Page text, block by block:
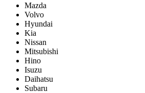
Mazda
Volvo
Hyundai
Kia
Nissan
Mitsubishi
Hino
Isuzu
Daihatsu
Subaru